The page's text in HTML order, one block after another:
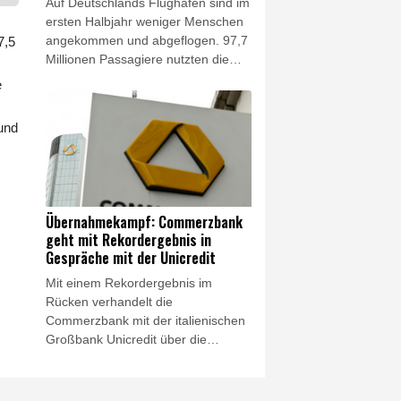
Niedrigwasser.
Auf Deutschlands Flughäfen sind im
ersten Halbjahr weniger Menschen
angekommen und abgeflogen. 97,7
Millionen Passagiere nutzten die
weniger als im Vorjahreszeitraum,
teilte der Bundesverband der
Deutschen Luftverkehrswirtschaft
(BDL) am Donnerstag mit. Zugleich
sei das Sitzplatzangebot für Flüge
ab Deutschland um ein Prozent
gesunken, das entspreche 85
Prozent des Niveaus vor der
Coronapandemie.
Übernahmekampf: Commerzbank
geht mit Rekordergebnis in
Gespräche mit der Unicredit
Mit einem Rekordergebnis im
Rücken verhandelt die
Commerzbank mit der italienischen
Großbank Unicredit über die